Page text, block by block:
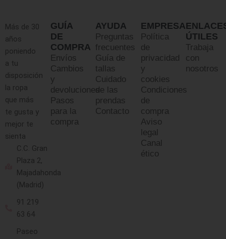
Más de 30
años
poniendo
a tu
disposición
la ropa
que más
te gusta y
mejor te
sienta
C.C. Gran
Plaza 2,
Majadahonda
(Madrid)
91 219
63 64
Paseo
GUÍA
DE
COMPRA
Envíos
Cambios
y
devoluciones
Pasos
para la
compra
AYUDA
Preguntas
frecuentes
Guía de
tallas
Cuidado
de las
prendas
Contacto
EMPRESA
Política
de
privacidad
y
cookies
Condiciones
de
compra
Aviso
legal
Canal
ético
ÚTILES
Trabaja
con
nosotros